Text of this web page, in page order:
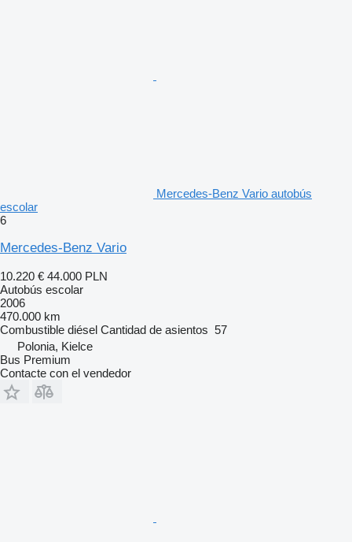
Mercedes-Benz Vario autobús
escolar
6
Mercedes-Benz Vario
10.220 € 44.000 PLN
Autobús escolar
2006
470.000 km
Combustible diésel Cantidad de asientos 57
Polonia, Kielce
Bus Premium
Contacte con el vendedor